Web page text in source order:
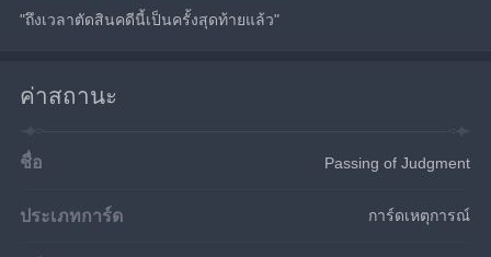
"ถึงเวลาตัดสินคดีนี้เป็นครั้งสุดท้ายแล้ว"
ค่าสถานะ
ชื่อ Passing of Judgment
ประเภทการ์ด การ์ดเหตุการณ์